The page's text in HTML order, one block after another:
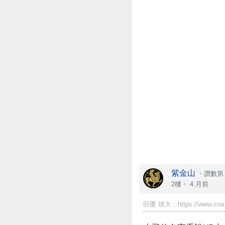
紫金山 ・讚數第
2樓・4 月前
回覆 雄大：https://